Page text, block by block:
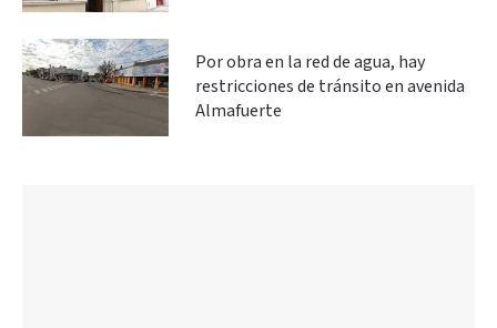
Por obra en la red de agua, hay
restricciones de tránsito en avenida
Almafuerte